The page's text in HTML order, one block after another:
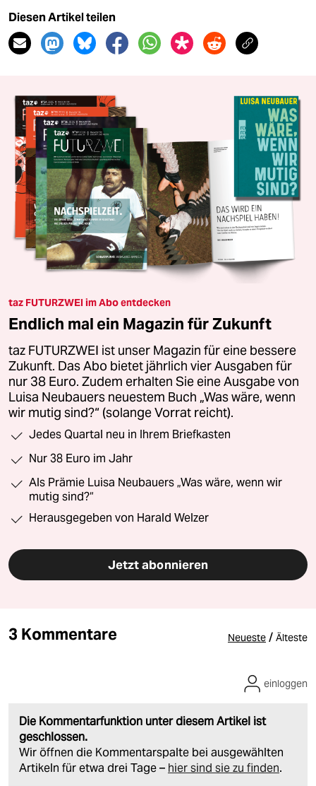
Diesen Artikel teilen
taz FUTURZWEI im Abo entdecken
Endlich mal ein Magazin für Zukunft
taz FUTURZWEI ist unser Magazin für eine bessere
Zukunft. Das Abo bietet jährlich vier Ausgaben für
nur 38 Euro. Zudem erhalten Sie eine Ausgabe von
Luisa Neubauers neuestem Buch „Was wäre, wenn
wir mutig sind?“ (solange Vorrat reicht).
Jedes Quartal neu in Ihrem Briefkasten
Nur 38 Euro im Jahr
Als Prämie Luisa Neubauers „Was wäre, wenn wir
mutig sind?“
Herausgegeben von Harald Welzer
Jetzt abonnieren
3 Kommentare Neueste / Älteste
Die Kommentarfunktion unter diesem Artikel ist
geschlossen.
Wir öffnen die Kommentarspalte bei ausgewählten
Artikeln für etwa drei Tage – hier sind sie zu finden.
einloggen